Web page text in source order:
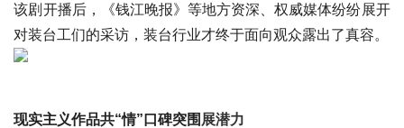
该剧开播后，《钱江晚报》等地方资深、权威媒体纷纷展开
对装台工们的采访，装台行业才终于面向观众露出了真容。
现实主义作品共“情”口碑突围 展潜力